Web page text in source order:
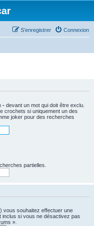
Connexion
S’enregistrer
- devant un mot qui doit être exclu.
crochets si uniquement un des
joker pour des recherches
partielles.
vous souhaitez effectuer une
si vous ne désactivez pas
».